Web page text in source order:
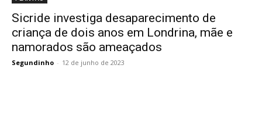
Sicride investiga desaparecimento de
criança de dois anos em Londrina, mãe e
namorados são ameaçados
Segundinho - 12 de junho de 2023